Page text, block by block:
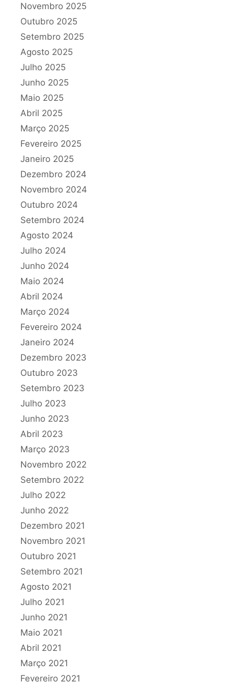
Novembro 2025
Outubro 2025
Setembro 2025
Agosto 2025
Julho 2025
Junho 2025
Maio 2025
Abril 2025
Março 2025
Fevereiro 2025
Janeiro 2025
Dezembro 2024
Novembro 2024
Outubro 2024
Setembro 2024
Agosto 2024
Julho 2024
Junho 2024
Maio 2024
Abril 2024
Março 2024
Fevereiro 2024
Janeiro 2024
Dezembro 2023
Outubro 2023
Setembro 2023
Julho 2023
Junho 2023
Abril 2023
Março 2023
Novembro 2022
Setembro 2022
Julho 2022
Junho 2022
Dezembro 2021
Novembro 2021
Outubro 2021
Setembro 2021
Agosto 2021
Julho 2021
Junho 2021
Maio 2021
Abril 2021
Março 2021
Fevereiro 2021